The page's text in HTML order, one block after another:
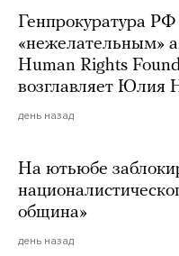
Генпрокуратура
«нежелательным»
Human Rights
возглавляет Юлия
день назад
На ютьюбе
община»
день назад